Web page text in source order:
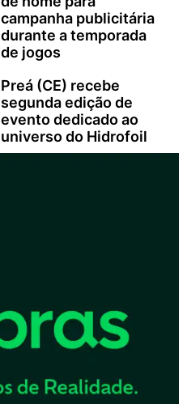
campanha publicitária
durante a temporada
de jogos
Preá (CE) recebe
segunda edição de
evento dedicado ao
universo do Hidrofoil